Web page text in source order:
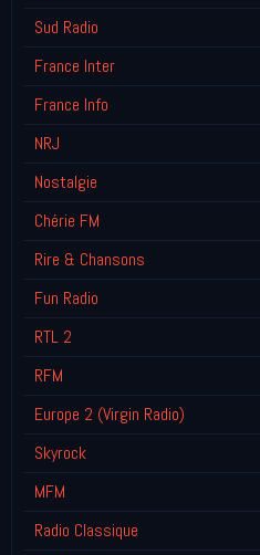
Sud Radio
France Inter
France Info
NRJ
Nostalgie
Chérie FM
Rire & Chansons
Fun Radio
RTL 2
RFM
Europe 2 (Virgin Radio)
Skyrock
MFM
Radio Classique